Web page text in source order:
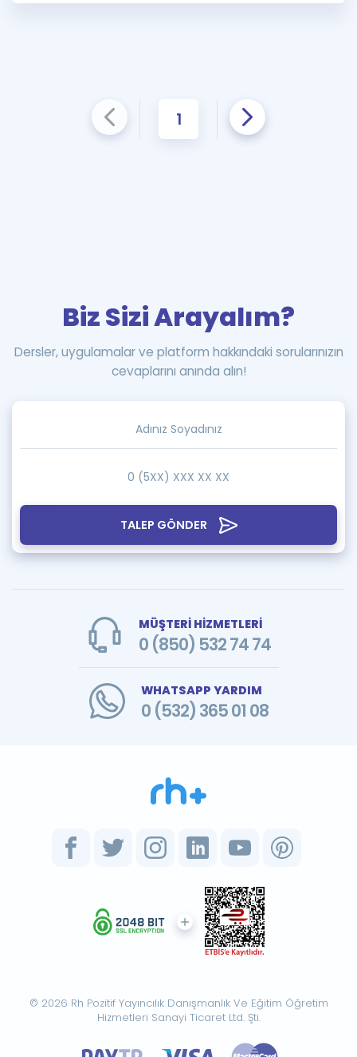
1
TALEP GÖNDER
Biz Sizi Arayalım?
Dersler, uygulamalar ve platform hakkındaki sorularınızın
cevaplarını anında alın!
MÜŞTERİ HİZMETLERİ
0 (850) 532 74 74
WHATSAPP YARDIM
0 (532) 365 01 08
© 2026 Rh Pozitif Yayıncılık Danışmanlık Ve Eğitim Öğretim
Hizmetleri Sanayi Ticaret Ltd. Şti.